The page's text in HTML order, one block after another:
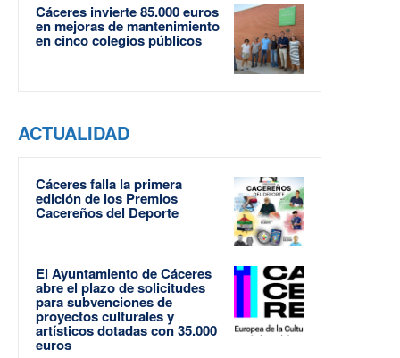
Cáceres invierte 85.000 euros
en mejoras de mantenimiento
en cinco colegios públicos
ACTUALIDAD
Cáceres falla la primera
edición de los Premios
Cacereños del Deporte
El Ayuntamiento de Cáceres
abre el plazo de solicitudes
para subvenciones de
proyectos culturales y
artísticos dotadas con 35.000
euros